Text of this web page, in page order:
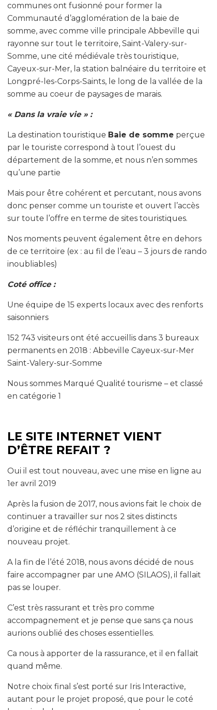
communes ont fusionné pour former la
Communauté d’agglomération de la baie de
somme, avec comme ville principale Abbeville qui
rayonne sur tout le territoire, Saint-Valery-sur-
Somme, une cité médiévale très touristique,
Cayeux-sur-Mer, la station balnéaire du territoire et
Longpré-les-Corps-Saints, le long de la vallée de la
somme au coeur de paysages de marais.
« Dans la vraie vie » :
La destination touristique Baie de somme perçue
par le touriste correspond à tout l’ouest du
département de la somme, et nous n’en sommes
qu’une partie
Mais pour être cohérent et percutant, nous avons
donc penser comme un touriste et ouvert l’accès
sur toute l’offre en terme de sites touristiques.
Nos moments peuvent également être en dehors
de ce territoire (ex : au fil de l’eau – 3 jours de rando
inoubliables)
Coté office :
Une équipe de 15 experts locaux avec des renforts
saisonniers
152 743 visiteurs ont été accueillis dans 3 bureaux
permanents en 2018 : Abbeville Cayeux-sur-Mer
Saint-Valery-sur-Somme
Nous sommes Marqué Qualité tourisme – et classé
en catégorie 1
LE SITE INTERNET VIENT
D’ÊTRE REFAIT ?
Oui il est tout nouveau, avec une mise en ligne au
1er avril 2019
Après la fusion de 2017, nous avions fait le choix de
continuer a travailler sur nos 2 sites distincts
d’origine et de réfléchir tranquillement à ce
nouveau projet.
A la fin de l’été 2018, nous avons décidé de nous
faire accompagner par une AMO (SILAOS), il fallait
pas se louper.
C’est très rassurant et très pro comme
accompagnement et je pense que sans ça nous
aurions oublié des choses essentielles.
Ca nous à apporter de la rassurance, et il en fallait
quand même.
Notre choix final s’est porté sur Iris Interactive,
autant pour le projet proposé, que pour le coté